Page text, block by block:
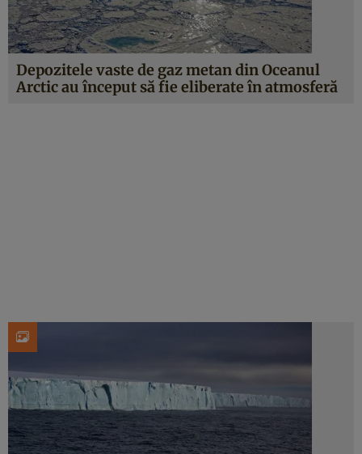
Depozitele vaste de gaz metan din Oceanul
Arctic au început să fie eliberate în atmosferă